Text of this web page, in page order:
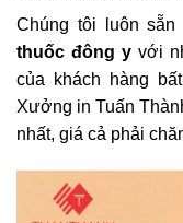
Chúng tôi luôn
thuốc đông y với
của khách hàng
Xưởng in Tuấn
nhất, giá cả phải